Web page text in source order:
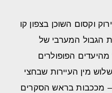
וקסום השוכן בצפון קו
הגבול המערבי של
הפופולרים
מין העיירות שבחצי
– מככבות בראש הסקרים